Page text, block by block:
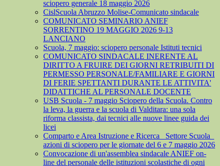
sciopero generale 18 maggio 2026
CislScuola Abruzzo Molise-Comunicato sindacale
COMUNICATO SEMINARIO ANIEF
SORRENTINO 19 MAGGIO 2026 9-13
LANCIANO
Scuola, 7 maggio: sciopero personale Istituti tecnici
COMUNICATO SINDACALE INERENTE AL
DIRITTO A FRUIRE DEI GIORNI RETRIBUITI DI
PERMESSO PERSONALE/FAMILIARE E GIORNI
DI FERIE SPETTANTI DURANTE LE ATTIVITA'
DIDATTICHE AL PERSONALE DOCENTE
USB Scuola - 7 maggio Sciopero della Scuola. Contro
la leva, la guerra e la scuola di Valditara: una sola
riforma classista, dai tecnici alle nuove linee guida dei
licei
Comparto e Area Istruzione e Ricerca_ Settore Scuola_
azioni di sciopero per le giornate del 6 e 7 maggio 2026
Convocazione di un'assemblea sindacale ANIEF on-
line del personale delle istituzioni scolastiche di ogni